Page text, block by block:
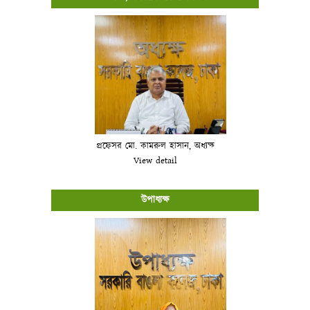
প্রফেসর মো. কামরুল হাসান, অধ্যক্ষ
View detail
উপাধ্যক্ষ